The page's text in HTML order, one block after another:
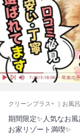
クリーンプラス+ ｜お風
期間限定✨人気なお
お家リゾート満喫✨